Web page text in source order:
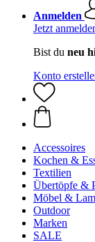
Anmelden
Jetzt
Bist du neu
Konto
Accessoires
Kochen &
Textilien
Übertöpfe &
Möbel &
Outdoor
Marken
SALE